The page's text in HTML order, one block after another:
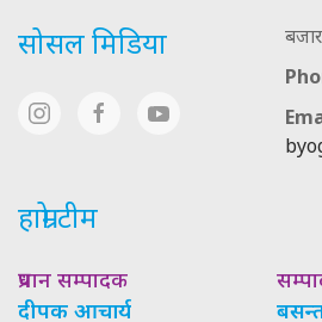
सोसल मिडिया
हाम्रो टीम
प्रधान सम्पादक
दीपक आचार्य